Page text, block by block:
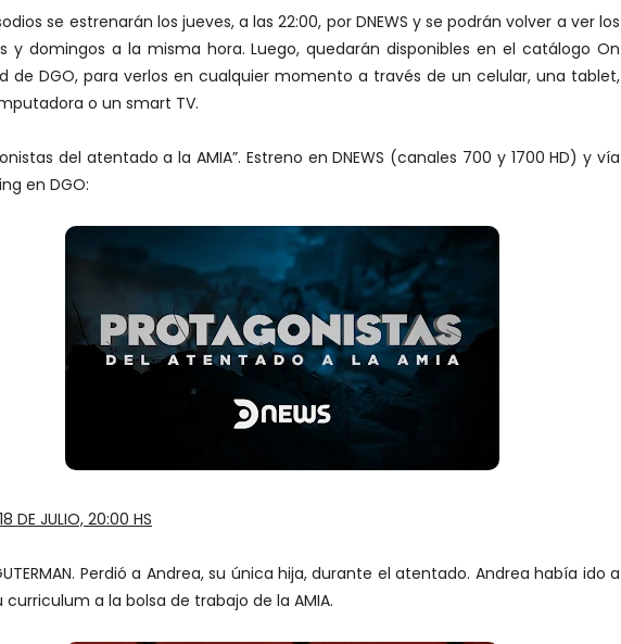
se estrenarán los jueves, a las 22:00, por DNEWS y se podrán volver a ver los
y domingos a la misma hora. Luego, quedarán disponibles en el catálogo On
de DGO, para verlos en cualquier momento a través de un celular, una tablet,
o un smart TV.
del atentado a la AMIA”. Estreno en DNEWS (canales 700 y 1700 HD) y vía
en DGO:
DE JULIO, 20:00 HS
Perdió a Andrea, su única hija, durante el atentado. Andrea había ido a
curriculum a la bolsa de trabajo de la AMIA.